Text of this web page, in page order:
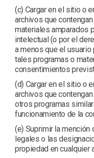
(c) Cargar en el sitio o
archivos que
materiales amparados
intelectual (o por el
a menos que el
tales programas o
consentimientos
(d) Cargar en el sitio o
archivos que
otros programas
funcionamiento de la
(e) Suprimir la mención
legales o las
propiedad en cualquier